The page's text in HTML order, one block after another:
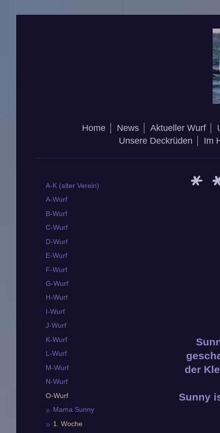
Home News Aktueller Wurf
Unsere Deckrüden
Im
*
der
Sunny
A-K (alter Verein)
A-Wurf
B-Wurf
C-Wurf
D-Wurf
E-Wurf
F-Wurf
G-Wurf
H-Wurf
I-Wurf
J-Wurf
K-Wurf
L-Wurf
M-Wurf
N-Wurf
O-Wurf
Mama Sunny
1. Woche